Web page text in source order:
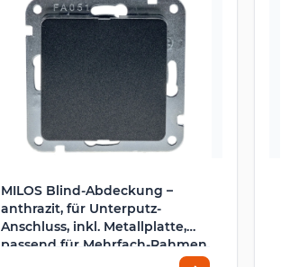
MILOS Blind-Abdeckung –
anthrazit, für Unterputz-
Anschluss, inkl. Metallplatte,
passend für Mehrfach-Rahmen